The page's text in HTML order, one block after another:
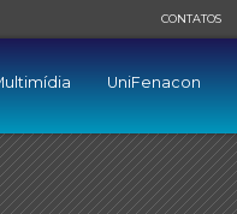
CONTATOS
UniFenacon